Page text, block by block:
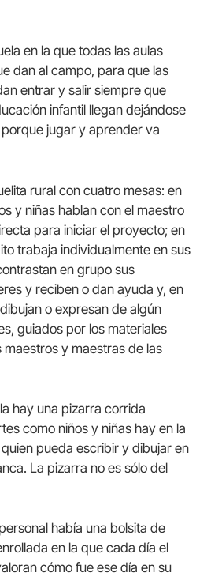
en la que todas las aulas
dan al campo, para que las
entrar y salir siempre que
infantil llegan dejándose
jugar y aprender va
rural con cuatro mesas: en
y niñas hablan con el maestro
para iniciar el proyecto; en
trabaja individualmente en sus
en grupo sus
y reciben o dan ayuda y, en
o expresan de algún
guiados por los materiales
y maestras de las
hay una pizarra corrida
como niños y niñas hay en la
pueda escribir y dibujar en
La pizarra no es sólo del
había una bolsita de
en la que cada día el
cómo fue ese día en su